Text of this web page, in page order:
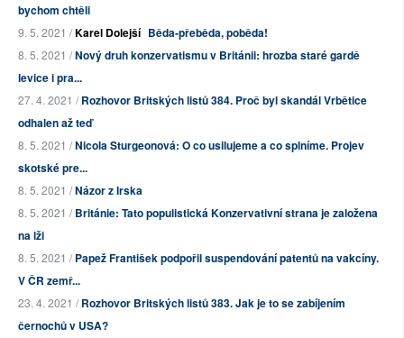
bychom chtěli
9. 5. 2021 /Karel Dolejší Běda-přeběda, poběda!
8. 5. 2021 /Nový druh konzervatismu v Británii: hrozba staré gardě
levice i pra...
27. 4. 2021 /Rozhovor Britských listů 384. Proč byl skandál Vrbětice
odhalen až teď
8. 5. 2021 /Nicola Sturgeonová: O co usilujeme a co splníme. Projev
skotské pre...
8. 5. 2021 /Názor z Irska
8. 5. 2021 /Británie: Tato populistická Konzervativní strana je založena
na lži
8. 5. 2021 /Papež František podpořil suspendování patentů na vakcíny.
V ČR zemř...
23. 4. 2021 /Rozhovor Britských listů 383. Jak je to se zabíjením
černochů v USA?